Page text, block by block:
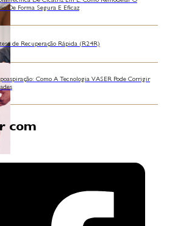
De Forma Segura E Eficaz
de Recuperação Rápida (R24R)
Como A Tecnologia VASER Pode Corrigir
com